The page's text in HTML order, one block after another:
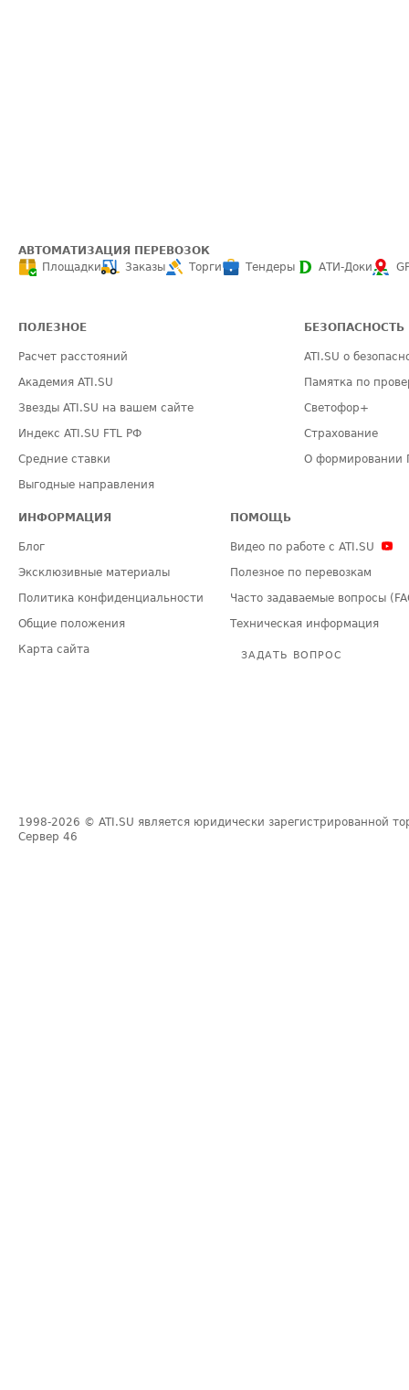
АВТОМАТИЗАЦИЯ ПЕРЕВОЗОК
Площадки
Заказы Торги Тендеры АТИ-Доки
ПОЛЕЗНОЕ
Расчет расстояний
Академия ATI.SU
Звезды ATI.SU на вашем сайте
Индекс ATI.SU FTL РФ
Средние ставки
Выгодные направления
БЕЗОПАСНОСТЬ
ATI.SU о
Памятка по
Светофор+
Страхование
О формировании
ИНФОРМАЦИЯ
Блог
Эксклюзивные материалы
Политика конфиденциальности
Общие положения
Карта сайта
ПОМОЩЬ
Видео по работе с ATI.SU
Полезное по перевозкам
Часто задаваемые вопросы
Техническая информация
ЗАДАТЬ ВОПРОС
1998-2026 © ATI.SU является юридически зарегистрированной
Сервер 46